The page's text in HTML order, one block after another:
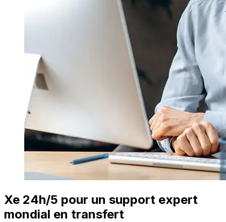
Xe 24h/5 pour un support expert
mondial en transfert